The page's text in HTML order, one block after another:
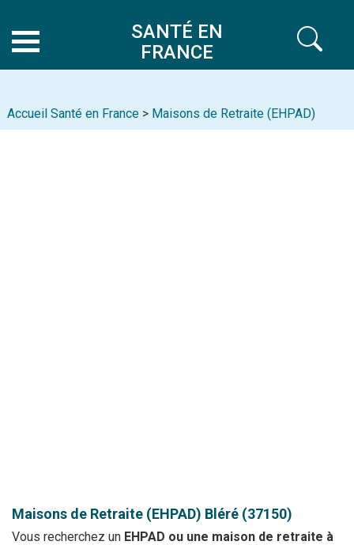
SANTÉ EN
FRANCE
Accueil Santé en France > Maisons de Retraite (EHPAD)
Maisons de Retraite (EHPAD) Bléré (37150)
Vous recherchez un EHPAD ou une maison de retraite à